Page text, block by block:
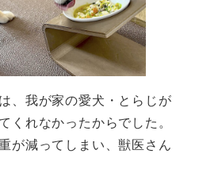
、我が家の愛犬・とらじが
くれなかったからでした。
が減ってしまい、獣医さん